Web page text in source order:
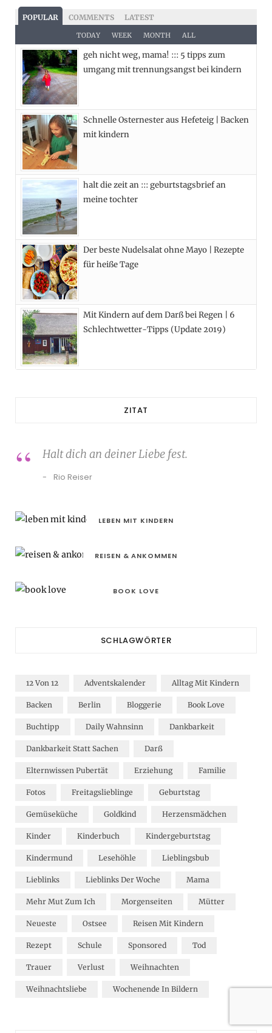
c
e
b
k
T
w
i
e
s
t
a
a
e
s
POPULAR COMMENTS LATEST
TODAY WEEK MONTH ALL
geh nicht weg, mama! ::: 5 tipps zum
umgang mit trennungsangst bei kindern
Schnelle Osternester aus Hefeteig | Backen
mit kindern
halt die zeit an ::: geburtstagsbrief an
meine tochter
Der beste Nudelsalat ohne Mayo | Rezepte
für heiße Tage
Mit Kindern auf dem Darß bei Regen | 6
Schlechtwetter-Tipps (Update 2019)
ZITAT
Halt dich an deiner Liebe fest.
Rio Reiser
LEBEN MIT KINDERN
REISEN & ANKOMMEN
BOOK LOVE
SCHLAGWÖRTER
12 Von 12 Adventskalender Alltag Mit Kindern
Backen Berlin Bloggerie Book Love
Buchtipp Daily Wahnsinn Dankbarkeit
Dankbarkeit Statt Sachen Darß
Elternwissen Pubertät Erziehung Familie
Fotos Freitagslieblinge Geburtstag
Gemüseküche Goldkind Herzensmädchen
Kinder Kinderbuch Kindergeburtstag
Kindermund Lesehöhle Lieblingsbub
Lieblinks Lieblinks Der Woche Mama
Mehr Mut Zum Ich Morgenseiten Mütter
Neueste Ostsee Reisen Mit Kindern
Rezept Schule Sponsored Tod
Trauer Verlust Weihnachten
Weihnachtsliebe Wochenende In Bildern